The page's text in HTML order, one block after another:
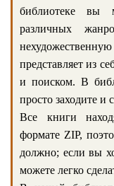
библиотеке вы
различных
представляет из
и поиском. В
просто заходите и
Все книги
формате ZIP,
должно; если вы
можете легко